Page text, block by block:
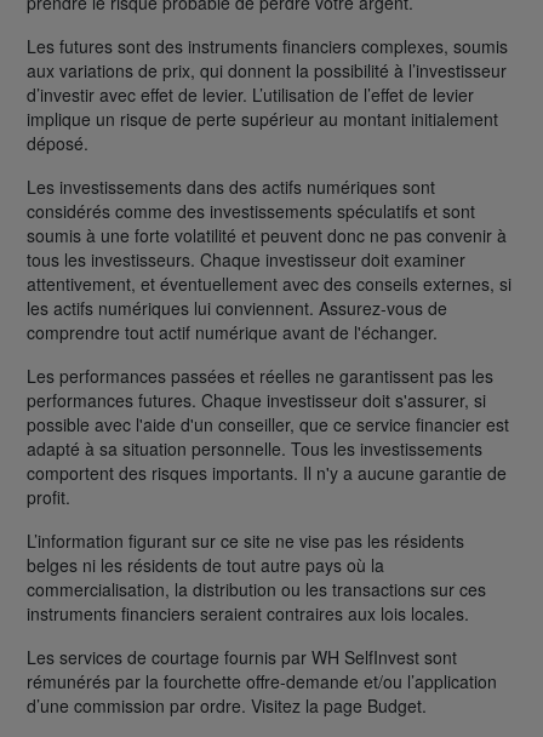
Les futures sont des instruments financiers complexes, soumis
aux variations de prix, qui donnent la possibilité à l’investisseur
d’investir avec effet de levier. L’utilisation de l’effet de levier
implique un risque de perte supérieur au montant initialement
déposé.
Les investissements dans des actifs numériques sont
considérés comme des investissements spéculatifs et sont
soumis à une forte volatilité et peuvent donc ne pas convenir à
tous les investisseurs. Chaque investisseur doit examiner
attentivement, et éventuellement avec des conseils externes, si
les actifs numériques lui conviennent. Assurez-vous de
comprendre tout actif numérique avant de l'échanger.
Les performances passées et réelles ne garantissent pas les
performances futures. Chaque investisseur doit s'assurer, si
possible avec l'aide d'un conseiller, que ce service financier est
adapté à sa situation personnelle. Tous les investissements
comportent des risques importants. Il n'y a aucune garantie de
profit.
L’information figurant sur ce site ne vise pas les résidents
belges ni les résidents de tout autre pays où la
commercialisation, la distribution ou les transactions sur ces
instruments financiers seraient contraires aux lois locales.
Les services de courtage fournis par WH SelfInvest sont
rémunérés par la fourchette offre-demande et/ou l’application
d’une commission par ordre. Visitez la page Budget.